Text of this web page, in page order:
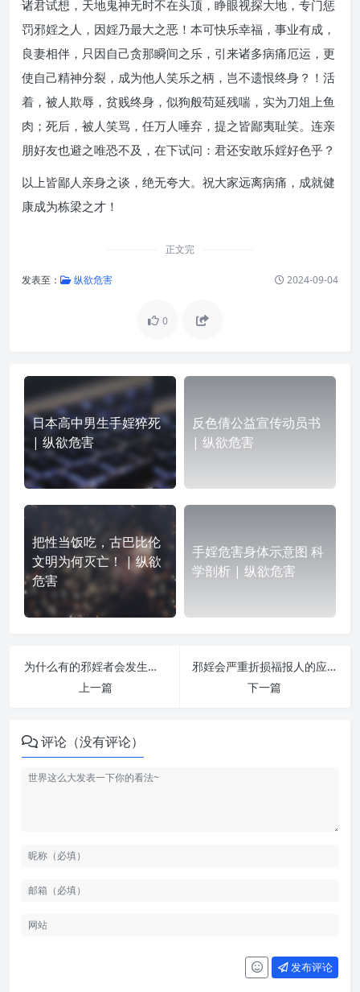
诸君试想，天地鬼神无时不在头顶，睁眼视探大地，专门惩
罚邪婬之人，因婬乃最大之恶！本可快乐幸福，事业有成，
良妻相伴，只因自己贪那瞬间之乐，引来诸多病痛厄运，更
使自己精神分裂，成为他人笑乐之柄，岂不遗恨终身？！活
着，被人欺辱，贫贱终身，似狗般苟延残喘，实为刀俎上鱼
肉；死后，被人笑骂，任万人唾弃，提之皆鄙夷耻笑。连亲
朋好友也避之唯恐不及，在下试问：君还安敢乐婬好色乎？
以上皆鄙人亲身之谈，绝无夸大。祝大家远离病痛，成就健
康成为栋梁之才！
正文完
发表至： 纵欲危害 2024-09-04
0
日本高中男生手婬猝死
| 纵欲危害
反色倩公益宣传动员书
| 纵欲危害
把性当饭吃，古巴比伦
文明为何灭亡！ | 纵欲
危害
手婬危害身体示意图 科
学剖析 | 纵欲危害
为什么有的邪婬者会发生性猝死? | 纵欲危害
上一篇
邪婬会严重折损福报人的应得的地位，财富随之下降，邪婬果报详解 | 纵欲危害
下一篇
评论（没有评论）
发布评论